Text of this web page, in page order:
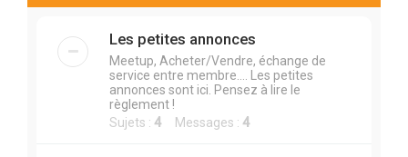
Les petites annonces
Meetup, Acheter/Vendre, échange de
service entre membre.... Les petites
annonces sont ici. Pensez à lire le
règlement !
Sujets : 4 Messages : 4